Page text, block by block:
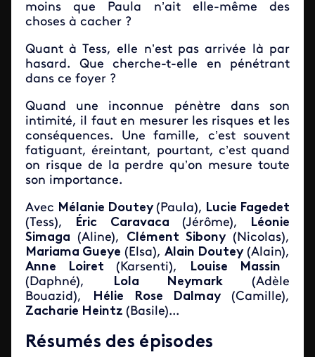
moins que Paula n’ait elle-même des
choses à cacher ?
Quant à Tess, elle n’est pas arrivée là par
hasard. Que cherche-t-elle en pénétrant
dans ce foyer ?
Quand une inconnue pénètre dans son
intimité, il faut en mesurer les risques et les
conséquences. Une famille, c’est souvent
fatiguant, éreintant, pourtant, c’est quand
on risque de la perdre qu’on mesure toute
son importance.
Avec Mélanie Doutey(Paula), Lucie Fagedet
(Tess),
Éric Caravaca (Jérôme), Léonie
Simaga (Aline), Clément Sibony (Nicolas),
Mariama Gueye (Elsa),Alain Doutey (Alain),
Anne Loiret (Karsenti),
Louise Massin
(Daphné),
Lola Neymark (Adèle
Bouazid),
Hélie Rose Dalmay (Camille),
Zacharie Heintz (Basile)...
Résumés des épisodes